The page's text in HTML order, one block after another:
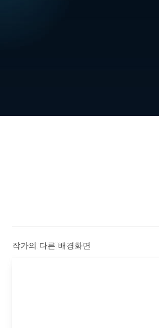
작가의 다른 배경화면